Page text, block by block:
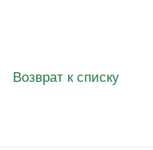
Возврат к списку